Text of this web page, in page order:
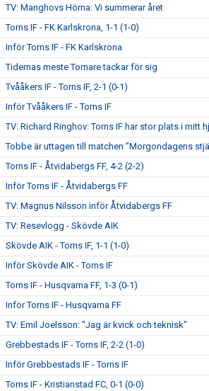
TV: Manghovs Hörna: Vi summerar året
Torns IF - FK Karlskrona, 1-1 (1-0)
Inför Torns IF - FK Karlskrona
Tidernas meste Tornare tackar för sig
Tvååkers IF - Torns IF, 2-1 (0-1)
Inför Tvååkers IF - Torns IF
TV: Richard Ringhov: Torns IF har stor plats i mitt
Tobbe är uttagen till matchen ”Morgondagens
Torns IF - Åtvidabergs FF, 4-2 (2-2)
Inför Torns IF - Åtvidabergs FF
TV: Magnus Nilsson inför Åtvidabergs FF
TV: Resevlogg - Skövde AIK
Skövde AIK - Torns IF, 1-1 (1-0)
Inför Skövde AIK - Torns IF
Torns IF - Husqvarna FF, 1-3 (0-1)
Inför Torns IF - Husqvarna FF
TV: Emil Joelsson: "Jag är kvick och teknisk"
Grebbestads IF - Torns IF, 2-2 (1-0)
Inför Grebbestads IF - Torns IF
Torns IF - Kristianstad FC, 0-1 (0-0)